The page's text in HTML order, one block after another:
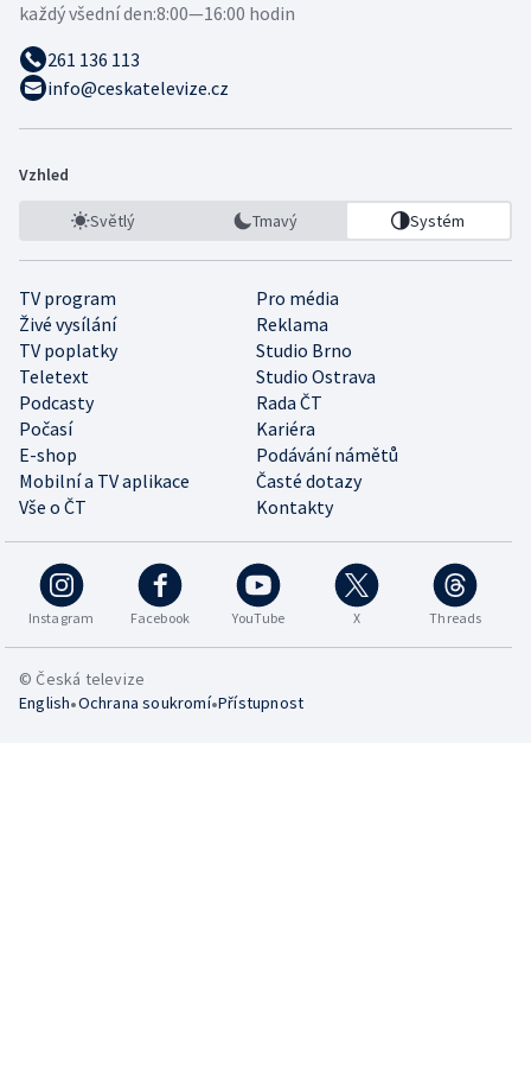
každý všední den:8:00—16:00 hodin
261 136 113
info@ceskatelevize.cz
Vzhled
Světlý Tmavý Systém
TV program
Pro média
Živé vysílání
Reklama
TV poplatky
Studio Brno
Teletext
Studio Ostrava
Podcasty
Rada ČT
Počasí
Kariéra
E-shop
Podávání námětů
Mobilní a TV aplikace
Časté dotazy
Vše o ČT
Kontakty
Instagram Facebook YouTube X Threads
© Česká televize
English•Ochrana soukromí•Přístupnost